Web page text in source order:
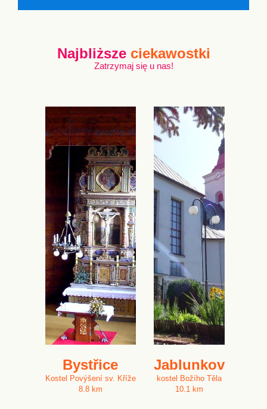
Najbliższe ciekawostki
Zatrzymaj się u nas!
Bystřice
Kostel Povýšení sv. Kříže
8.8 km
Jablunkov
kostel Božího Těla
10.1 km